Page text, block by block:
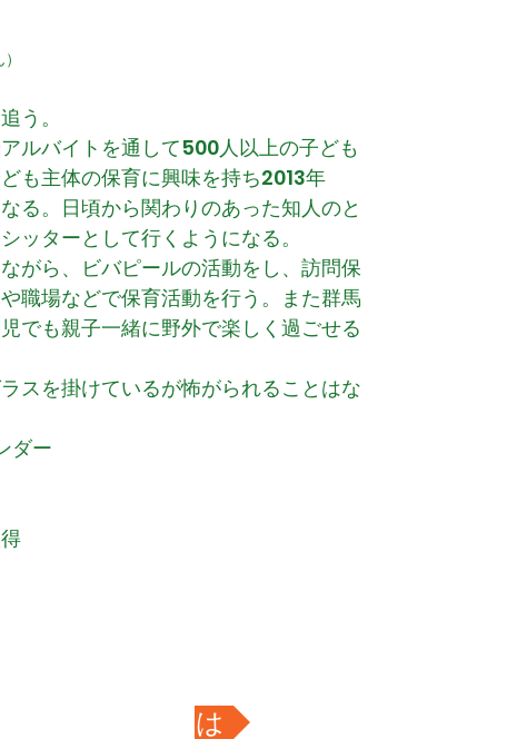
う。
ルバイトを通して500人以上の子ども
も主体の保育に興味を持ち2013年
る。日頃から関わりのあった知人のと
ッターとして行くようになる。
がら、ビバピールの活動をし、訪問保
職場などで保育活動を行う。また群馬
でも親子一緒に野外で楽しく過ごせる
スを掛けているが怖がられることはな
ダー
マインダーとは